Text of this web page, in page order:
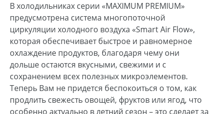
В холодильниках серии «MAXIMUM PREMIUM»
предусмотрена система многопоточной
циркуляции холодного воздуха «Smart Air Flow»,
которая обеспечивает быстрое и равномерное
охлаждение продуктов, благодаря чему они
дольше остаются вкусными, свежими и с
сохранением всех полезных микроэлементов.
Теперь Вам не придется беспокоиться о том, как
продлить свежесть овощей, фруктов или ягод, что
особенно актуально в летний сезон – это сделает за